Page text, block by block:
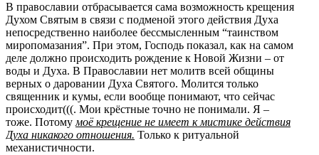
В православии отбрасывается сама возможность крещения
Духом Святым в связи с подменой этого действия Духа
непосредственно наиболее бессмысленным “таинством
миропомазания”. При этом, Господь показал, как на самом
деле должно происходить рождение к Новой Жизни – от
воды и Духа. В Православии нет молитв всей общины
верных о даровании Духа Святого. Молится только
священник и кумы, если вообще понимают, что сейчас
происходит(((. Мои крёстные точно не понимали. Я –
тоже. Потомумоё крещение не имеет к мистике действия
Духа никакого отношения. Только к ритуальной
механистичности.